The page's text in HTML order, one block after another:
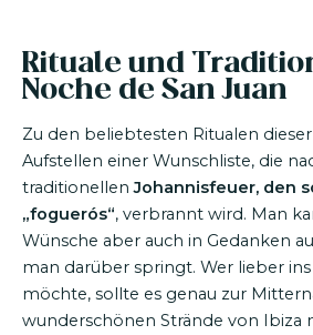
Rituale und
Noche de San Juan
Zu den beliebtesten Ritualen
Aufstellen einer Wunschliste, die
traditionellenJohannisfeuer, den
„foguerós“, verbrannt wird. Man
Wünsche aber auch in Gedanken
man darüber springt. Wer lieber ins
möchte, sollte es genau zur
wunderschönen Strände von Ibiza